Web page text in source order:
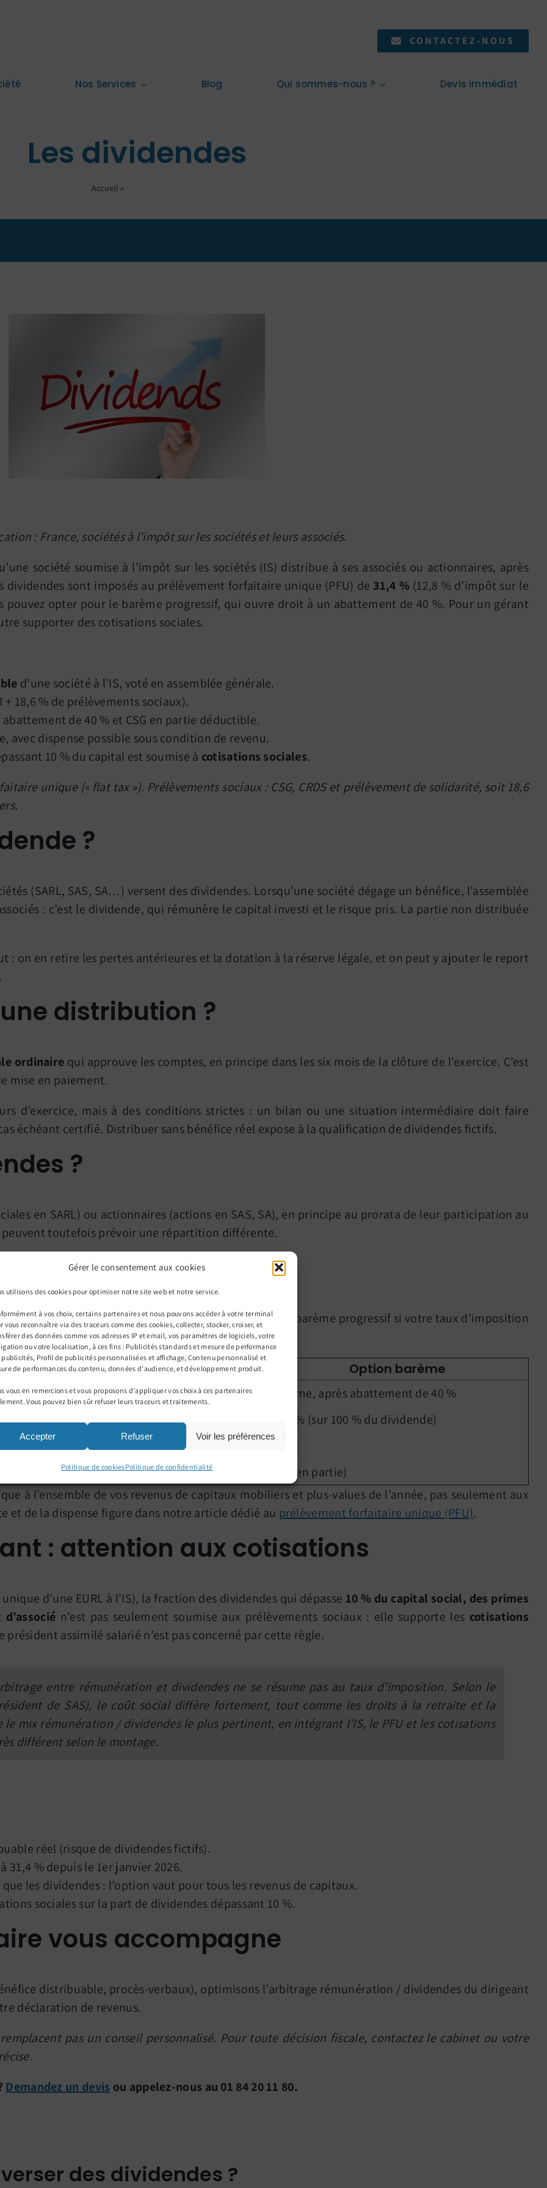
Gérer le consentement aux cookies
utilisons des cookies pour optimiser notre site web et notre service.
à vos choix, certains partenaires et nous pouvons accéder à votre terminal
vous reconnaître via des traceurs comme des cookies, collecter, stocker, croiser, et
des données comme vos adresses IP et email, vos paramètres de logiciels, votre
ou votre localisation, à ces fins : Publicités standards et mesure de performance
publicités, Profil de publicités personnalisées et affichage, Contenu personnalisé et
de performances du contenu, données d'audience, et développement produit.
vous en remercions et vous proposons d'appliquer vos choix à ces partenaires
Vous pouvez bien sûr refuser leurs traceurs et traitements.
Accepter Refuser Voir les préférences
Politique de cookiesPolitique de confidentialité
CONTACTEZ-NOUS
Nos Services Blog Qui sommes-nous ? Devis immédiat
Les dividendes
Accueil »
: France, sociétés à l’impôt sur les sociétés et leurs associés.
société soumise à l’impôt sur les sociétés (IS) distribue à ses associés ou actionnaires, après
dividendes sont imposés au prélèvement forfaitaire unique (PFU) de 31,4 % (12,8 % d’impôt sur le
pouvez opter pour le barème progressif, qui ouvre droit à un abattement de 40 %. Pour un gérant
supporter des cotisations sociales.
d’une société à l’IS, voté en assemblée générale.
+ 18,6 % de prélèvements sociaux).
abattement de 40 % et CSG en partie déductible.
avec dispense possible sous condition de revenu.
10 % du capital est soumise à cotisations sociales.
unique (« flat tax »). Prélèvements sociaux : CSG, CRDS et prélèvement de solidarité, soit 18,6
?
(SARL, SAS, SA…) versent des dividendes. Lorsqu’une société dégage un bénéfice, l’assemblée
: c’est le dividende, qui rémunère le capital investi et le risque pris. La partie non distribuée
: on en retire les pertes antérieures et la dotation à la réserve légale, et on peut y ajouter le report
distribution ?
ordinaire qui approuve les comptes, en principe dans les six mois de la clôture de l’exercice. C’est
mise en paiement.
d’exercice, mais à des conditions strictes : un bilan ou une situation intermédiaire doit faire
échéant certifié. Distribuer sans bénéfice réel expose à la qualification de dividendes fictifs.
?
en SARL) ou actionnaires (actions en SAS, SA), en principe au prorata de leur participation au
toutefois prévoir une répartition différente.
forfaitaire unique de 31,4 %. Vous pouvez préférer le barème progressif si votre taux d’imposition
PFU (par défaut) Option barème
12,8 % (taux fixe)
Barème, après abattement de 40 %
18,6 %
18,6 % (sur 100 % du dividende)
Oui (en partie)
à l’ensemble de vos revenus de capitaux mobiliers et plus-values de l’année, pas seulement aux
et de la dispense figure dans notre article dédié au prélèvement forfaitaire unique (PFU).
: attention aux cotisations
d’une EURL à l’IS), la fraction des dividendes qui dépasse 10 % du capital social, des primes
n’est pas seulement soumise aux prélèvements sociaux : elle supporte les cotisations
président assimilé salarié n’est pas concerné par cette règle.
entre rémunération et dividendes ne se résume pas au taux d’imposition. Selon le
de SAS), le coût social diffère fortement, tout comme les droits à la retraite et la
le mix rémunération / dividendes le plus pertinent, en intégrant l’IS, le PFU et les cotisations
différent selon le montage.
réel (risque de dividendes fictifs).
31,4 % depuis le 1er janvier 2026.
les dividendes : l’option vaut pour tous les revenus de capitaux.
sociales sur la part de dividendes dépassant 10 %.
vous accompagne
distribuable, procès-verbaux), optimisons l’arbitrage rémunération / dividendes du dirigeant
déclaration de revenus.
pas un conseil personnalisé. Pour toute décision fiscale, contactez le cabinet ou votre
Demandez un devis ou appelez-nous au 01 84 20 11 80.
des dividendes ?